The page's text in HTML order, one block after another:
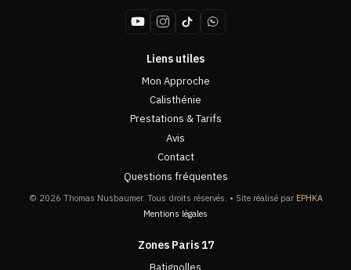
Liens utiles
Mon Approche
Calisthénie
Prestations & Tarifs
Avis
Contact
Questions fréquentes
© 2026 Thomas Nusbaumer. Tous droits réservés. • Site réalisé par EPHKA
Mentions légales
Zones Paris 17